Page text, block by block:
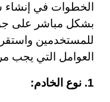
بشكل مباشر على
للمستخدمين
العوامل التي يجب
1. نوع الخادم: